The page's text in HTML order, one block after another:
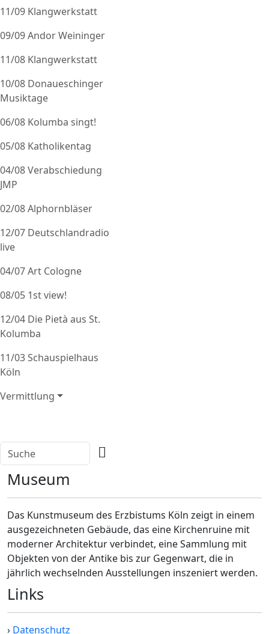
11/09 Klangwerkstatt
09/09 Andor Weininger
11/08 Klangwerkstatt
10/08 Donaueschinger
Musiktage
06/08 Kolumba singt!
05/08 Katholikentag
04/08 Verabschiedung
JMP
02/08 Alphornbläser
12/07 Deutschlandradio
live
04/07 Art Cologne
08/05 1st view!
12/04 Die Pietà aus St.
Kolumba
11/03 Schauspielhaus
Köln
Vermittlung
Museum
Das Kunstmuseum des Erzbistums Köln zeigt in einem
ausgezeichneten Gebäude, das eine Kirchenruine mit
moderner Architektur verbindet, eine Sammlung mit
Objekten von der Antike bis zur Gegenwart, die in
jährlich wechselnden Ausstellungen inszeniert werden.
Links
› Datenschutz